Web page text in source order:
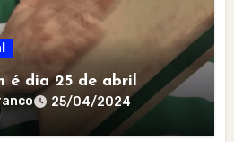
é dia 25 de abril
25/04/2024